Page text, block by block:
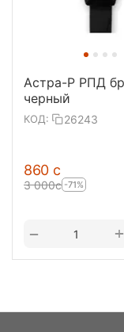
Астра-Р РПД
черный
КОД: 26243
‍860‍ с
3 000с -71%
+
−